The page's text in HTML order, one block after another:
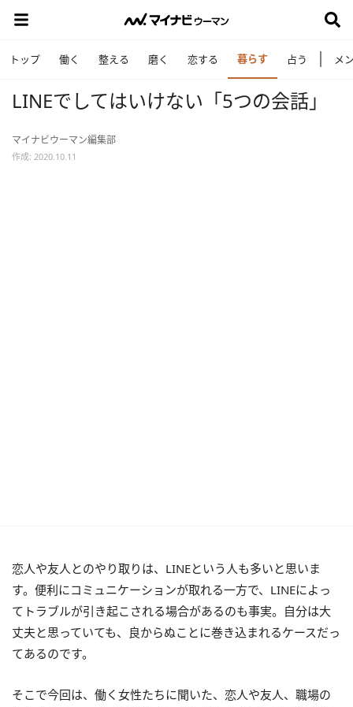
トップ 働く 整える 磨く 恋する 暮らす 占う メ
LINEでしてはいけない「5つの会話」
マイナビウーマン編集部
作成: 2020.10.11
恋人や友人とのやり取りは、LINEという人も多いと思いま
す。便利にコミュニケーションが取れる一方で、LINEによっ
てトラブルが引き起こされる場合があるのも事実。自分は大
丈夫と思っていても、良からぬことに巻き込まれるケースだっ
てあるのです。
そこで今回は、働く女性たちに聞いた、恋人や友人、職場の